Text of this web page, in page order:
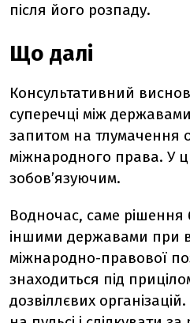
після його розпаду.
Що далі
Консультативний
суперечці між
запитом на тлумачення
міжнародного права. У
зобов’язуючим.
Водночас, саме рішення
іншими державами при
міжнародно-правової
знаходиться під
дозвіллєвих